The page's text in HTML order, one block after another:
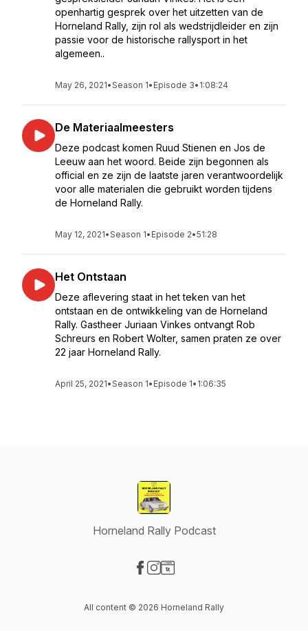
openhartig gesprek over het uitzetten van de
Horneland Rally, zijn rol als wedstrijdleider en zijn
passie voor de historische rallysport in het
algemeen..
May 26, 2021•Season 1• Episode 3• 1:08:24
De Materiaalmeesters
Deze podcast komen Ruud Stienen en Jos de
Leeuw aan het woord. Beide zijn begonnen als
official en ze zijn de laatste jaren verantwoordelijk
voor alle materialen die gebruikt worden tijdens
de Horneland Rally.
May 12, 2021•Season 1• Episode 2•51:28
Het Ontstaan
Deze aflevering staat in het teken van het
ontstaan en de ontwikkeling van de Horneland
Rally. Gastheer Juriaan Vinkes ontvangt Rob
Schreurs en Robert Wolter, samen praten ze over
22 jaar Horneland Rally.
April 25, 2021•Season 1• Episode 1• 1:06:35
Horneland Rally Podcast
All content © 2026 Horneland Rally